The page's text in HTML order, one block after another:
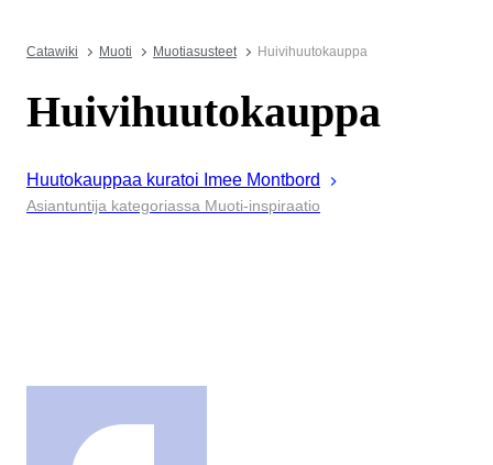
Catawiki Muoti Muotiasusteet Huivihuutokauppa
Huivihuutokauppa
Huutokauppaa kuratoi Imee Montbord
Asiantuntija kategoriassa Muoti-inspiraatio